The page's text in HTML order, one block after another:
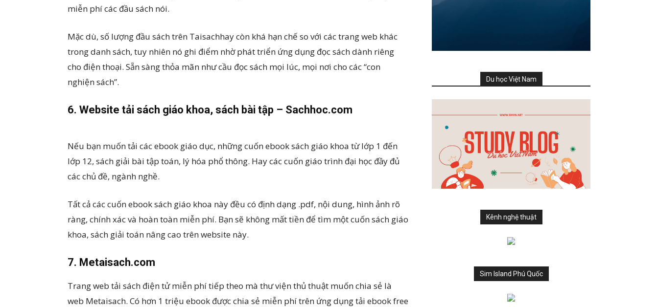
miễn phí các đầu sách nói.
Mặc dù, số lượng đầu sách trên Taisachhay còn khá hạn chế so với các trang web khác
trong danh sách, tuy nhiên nó ghi điểm nhờ phát triển ứng dụng đọc sách dành riêng
cho điện thoại. Sẵn sàng thỏa mãn như cầu đọc sách mọi lúc, mọi nơi cho các “con
nghiện sách”.
6. Website tải sách giáo khoa, sách bài tập – Sachhoc.com
Nếu bạn muốn tải các ebook giáo dục, những cuốn ebook sách giáo khoa từ lớp 1 đến
lớp 12, sách giải bài tập toán, lý hóa phổ thông. Hay các cuốn giáo trình đại học đầy đủ
các chủ đề, ngành nghề.
Tất cả các cuốn ebook sách giáo khoa này đều có định dạng .pdf, nội dung, hình ảnh rõ
ràng, chính xác và hoàn toàn miễn phí. Bạn sẽ không mất tiền để tìm một cuốn sách giáo
khoa, sách giải toán nâng cao trên website này.
7. Metaisach.com
Trang web tải sách điện tử miễn phí tiếp theo mà thư viện thủ thuật muốn chia sẻ là
web Metaisach. Có hơn 1 triệu ebook được chia sẻ miễn phí trên ứng dụng tải ebook free
Du học Việt Nam
Kênh nghệ thuật
Sim Island Phú Quốc